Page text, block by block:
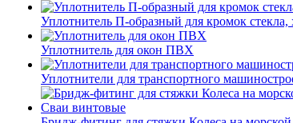
Уплотнитель П-образный для кромок стекла,
Уплотнитель для окон ПВХ
Уплотнители для транспортного